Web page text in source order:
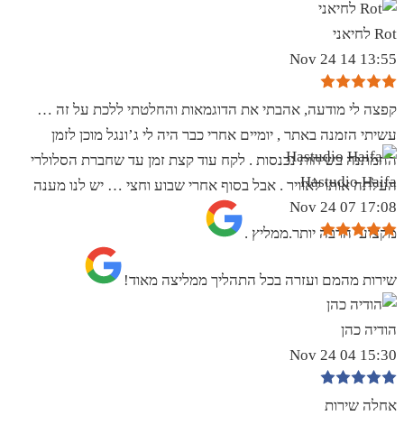
Rot לחיאני
13:55 14 Nov 24
קפצה לי מודעה, אהבתי את הדוגמאות והחלטתי ללכת על זה …
עשיתי הזמנה באתר , יומיים אחרי כבר היה לי ג’ונגל מוכן לזמן
ההמתנה בשיחות נכנסות . לקח עוד קצת זמן עד שחברת הסלולרי
העלתה אותו לאוויר . אבל בסוף אחרי שבוע וחצי … יש לנו מענה
מקצועי הרבה יותר.ממליץ .
Hastudio Haifa
17:08 07 Nov 24
שירות מהמם ועזרה בכל התהליך ממליצה מאוד!
הודיה כהן
15:30 04 Nov 24
אחלה שירות